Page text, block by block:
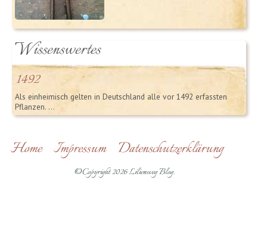
Wissenswertes
1492
Als einheimisch gelten in Deutschland alle vor 1492 erfassten
Pflanzen. …
Home Impressum Datenschutzerklärung
©Copyright 2026 Lilienweg Blog.